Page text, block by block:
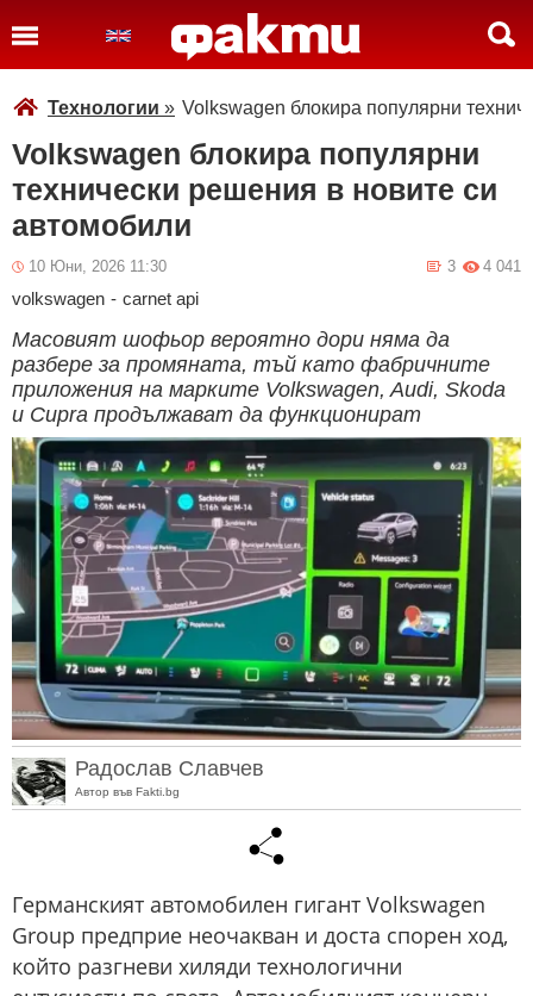
Технологии » Volkswagen блокира популярни
Volkswagen блокира популярни
технически решения в новите си
автомобили
10 Юни, 2026 11:30 4 041
3
volkswagen - carnet api
Масовият шофьор вероятно дори няма да
разбере за промяната, тъй като фабричните
приложения на марките Volkswagen, Audi, Skoda
и Cupra продължават да функционират
Радослав Славчев
Автор във Fakti.bg
Германският автомобилен гигант Volkswagen
Group предприе неочакван и доста спорен ход,
който разгневи хиляди технологични